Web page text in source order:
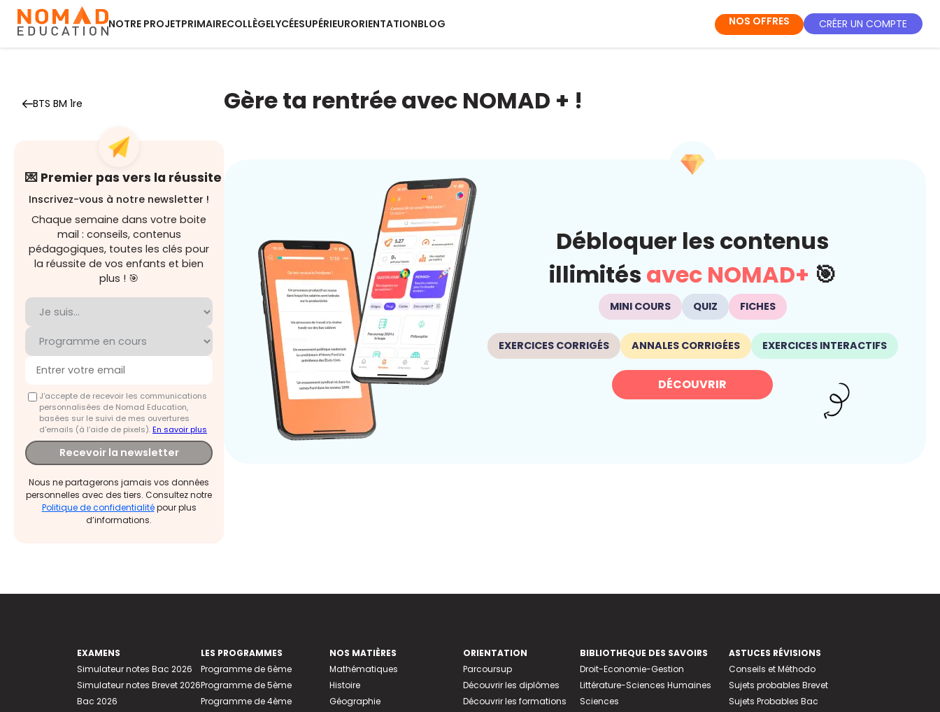
NOTRE PROJETPRIMAIRECOLLÈGELYCÉESUPÉRIEURORIENTATIONBLOG NOS OFFRES CRÉER UN COMPTE
BTS BM 1re
💌 Premier pas vers la réussite
Inscrivez-vous à notre newsletter !
Chaque semaine dans votre boite
mail : conseils, contenus
pédagogiques, toutes les clés pour
la réussite de vos enfants et bien
plus ! 🎯
J'accepte de recevoir les communications
personnalisées de Nomad Education,
basées sur le suivi de mes ouvertures
d'emails (à l’aide de pixels).En savoir plus
Recevoir la newsletter
Nous ne partagerons jamais vos données
personnelles avec des tiers. Consultez notre
Politique de confidentialitépour plus
d’informations.
Gère ta rentrée avec NOMAD + !
Débloquer les contenus
illimités avec NOMAD+ 🎯
MINI COURS QUIZ FICHES
EXERCICES CORRIGÉS ANNALES CORRIGÉES EXERCICES INTERACTIFS
DÉCOUVRIR
EXAMENS
Simulateur notes Bac 2026
Simulateur notes Brevet 2026
Bac 2026
LES PROGRAMMES
Programme de 6ème
Programme de 5ème
Programme de 4ème
NOS MATIÈRES
Mathématiques
Histoire
Géographie
ORIENTATION
Parcoursup
Découvrir les diplômes
Découvrir les formations
BIBLIOTHEQUE DES SAVOIRS
Droit-Economie-Gestion
Littérature-Sciences Humaines
Sciences
ASTUCES RÉVISIONS
Conseils et Méthodo
Sujets probables Brevet
Sujets Probables Bac